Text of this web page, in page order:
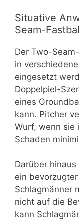
Situative
Seam-
Der Two-
in
eingesetzt
Doppelpiel-
eines
kann. Pitcher
Wurf, wenn sie
Schaden
Darüber
ein
Schlagmänner
nicht auf die
kann